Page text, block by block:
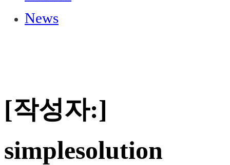
News
[작성자:]
simplesolution